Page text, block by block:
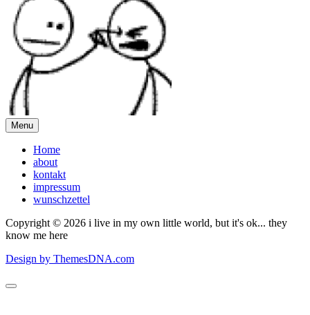
Menu
Home
about
kontakt
impressum
wunschzettel
Copyright © 2026 i live in my own little world, but it's ok... they
know me here
Design by ThemesDNA.com
Scroll